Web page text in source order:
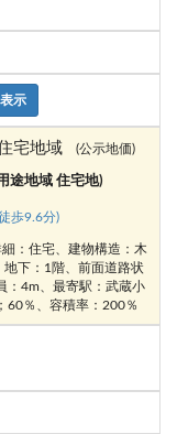
示
宅地域 (公示地価)
途地域 住宅地)
歩9.6分)
：住宅、建物構造：木
下：1階、前面道路状
：4m、最寄駅：武蔵小
60％、容積率：200％